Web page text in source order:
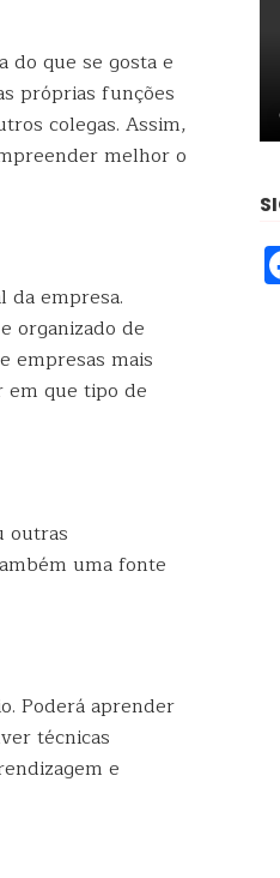
do que se gosta e
próprias funções
colegas. Assim,
melhor o
da empresa.
organizado de
empresas mais
em que tipo de
outras
uma fonte
Poderá aprender
técnicas
e